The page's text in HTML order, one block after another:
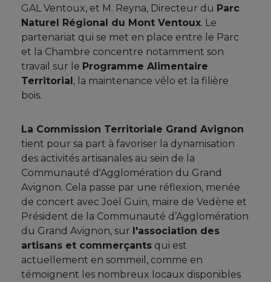
GAL Ventoux, et M. Reyna, Directeur du Parc
Naturel Régional du Mont Ventoux. Le
partenariat qui se met en place entre le Parc
et la Chambre concentre notamment son
travail sur le Programme Alimentaire
Territorial, la maintenance vélo et la filière
bois.
La Commission Territoriale Grand Avignon
tient pour sa part à favoriser la dynamisation
des activités artisanales au sein de la
Communauté d'Agglomération du Grand
Avignon. Cela passe par une réflexion, menée
de concert avec Joël Guin, maire de Vedène et
Président de la Communauté d’Agglomération
du Grand Avignon, sur l'association des
artisans et commerçants qui est
actuellement en sommeil, comme en
témoignent les nombreux locaux disponibles